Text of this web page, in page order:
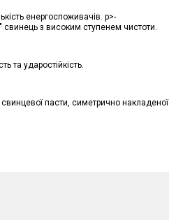
енергоспоживачів. p>-
свинець з високим ступенем чистоти.
та ударостійкість.
пасти, симетрично накладеної